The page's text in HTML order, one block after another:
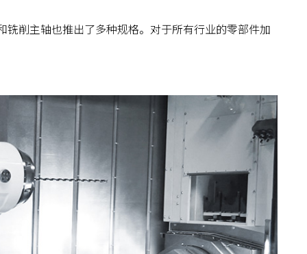
削主轴也推出了多种规格。对于所有行业的零部件加